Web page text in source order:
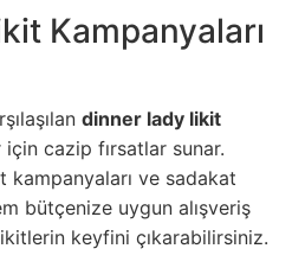
Kampanyaları
dinner lady likit
için cazip fırsatlar sunar.
kampanyaları ve sadakat
bütçenize uygun alışveriş
keyfini çıkarabilirsiniz.